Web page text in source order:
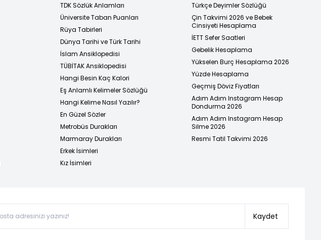
TDK Sözlük Anlamları
Üniversite Taban Puanları
Rüya Tabirleri
Dünya Tarihi ve Türk Tarihi
İslam Ansiklopedisi
TÜBİTAK Ansiklopedisi
Hangi Besin Kaç Kalori
Eş Anlamlı Kelimeler Sözlüğü
Hangi Kelime Nasıl Yazılır?
En Güzel Sözler
Metrobüs Durakları
Marmaray Durakları
Erkek İsimleri
Kız İsimleri
Türkçe Deyimler Sözlüğü
Çin Takvimi 2026 ve Bebek
Cinsiyeti Hesaplama
İETT Sefer Saatleri
Gebelik Hesaplama
Yükselen Burç Hesaplama 2026
Yüzde Hesaplama
Geçmiş Döviz Fiyatları
Adım Adım Instagram Hesap
Dondurma 2026
Adım Adım Instagram Hesap
Silme 2026
Resmi Tatil Takvimi 2026
Kaydet